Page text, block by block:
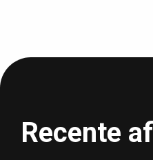
Recente